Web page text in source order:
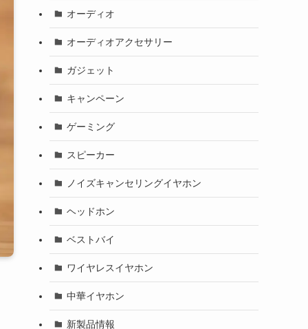
オーディオ
オーディオアクセサリー
ガジェット
キャンペーン
ゲーミング
スピーカー
ノイズキャンセリングイヤホン
ヘッドホン
ベストバイ
ワイヤレスイヤホン
中華イヤホン
新製品情報